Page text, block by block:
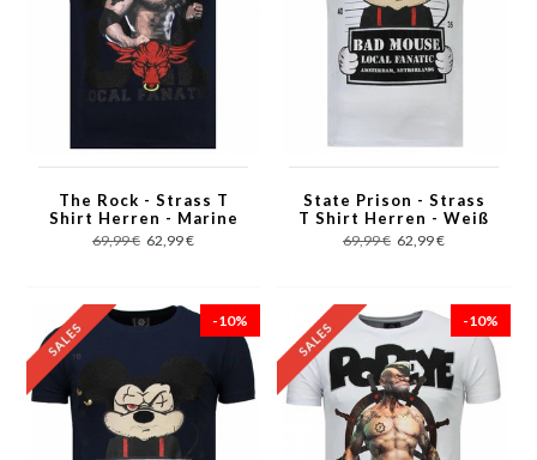
The Rock - Strass T
Shirt Herren - Marine
69,99 € 62,99 €
State Prison - Strass
T Shirt Herren - Weiß
69,99 € 62,99 €
-10% -10%